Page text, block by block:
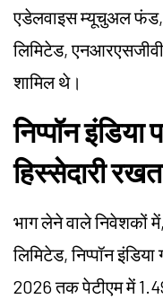
एडेलवाइस म्यूचुअल फंड,
लिमिटेड,
शामिल थे।
निप्पॉन
हिस्सेदारी
भाग लेने वाले निवेशकों
लिमिटेड, निप्पॉन
2026 तक पेटीएम में